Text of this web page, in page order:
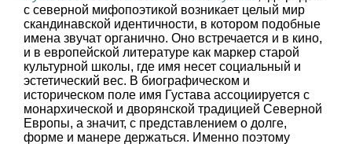
с северной мифопоэтикой возникает целый мир
скандинавской идентичности, в котором подобные
имена звучат органично. Оно встречается и в кино,
и в европейской литературе как маркер старой
культурной школы, где имя несет социальный и
эстетический вес. В биографическом и
историческом поле имя Густава ассоциируется с
монархической и дворянской традицией Северной
Европы, а значит, с представлением о долге,
форме и манере держаться. Именно поэтому